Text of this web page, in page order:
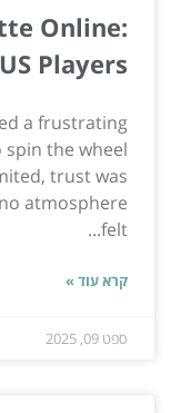
Online:
Players
a frustrating
the wheel
trust was
atmosphere
felt...
קרא עוד »
ספט 09, 2025